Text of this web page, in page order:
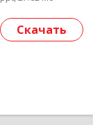
Скачать